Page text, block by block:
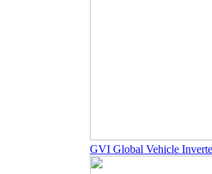
GVI Global Vehicle